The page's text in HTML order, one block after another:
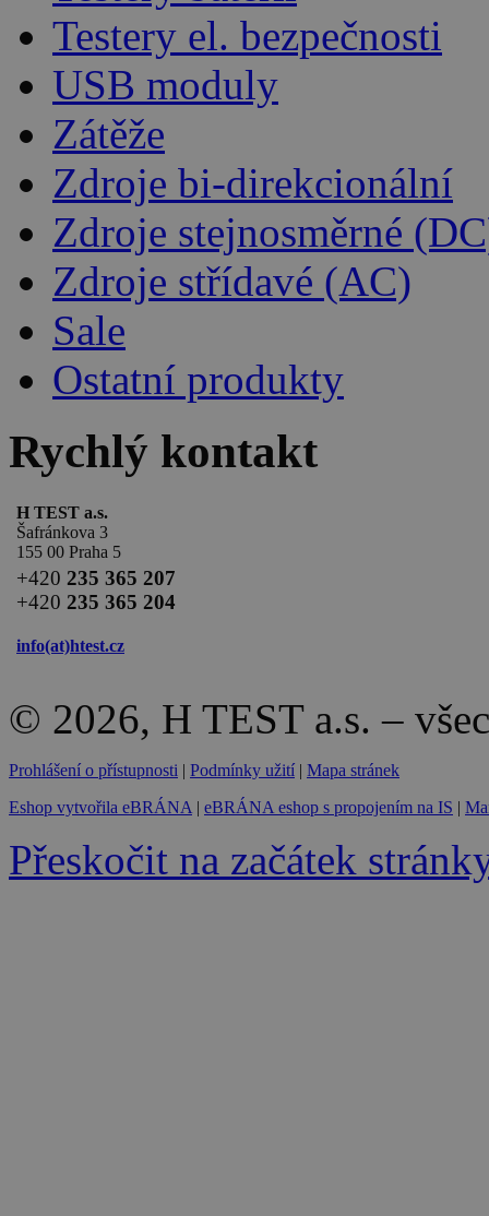
Testery el. bezpečnosti
USB moduly
Zátěže
Zdroje bi-direkcionální
Zdroje stejnosměrné
Zdroje střídavé (AC)
Sale
Ostatní produkty
Rychlý kontakt
H TEST a.s.
Šafránkova 3
155 00 Praha 5
+420 235 365 207
+420 235 365 204
info(at)htest.cz
© 2026, H TEST a.s. –
Prohlášení o přístupnosti | Podmínky užití | Mapa stránek
Eshop vytvořila eBRÁNA | eBRÁNA eshop s propojením na IS |
Přeskočit na začátek